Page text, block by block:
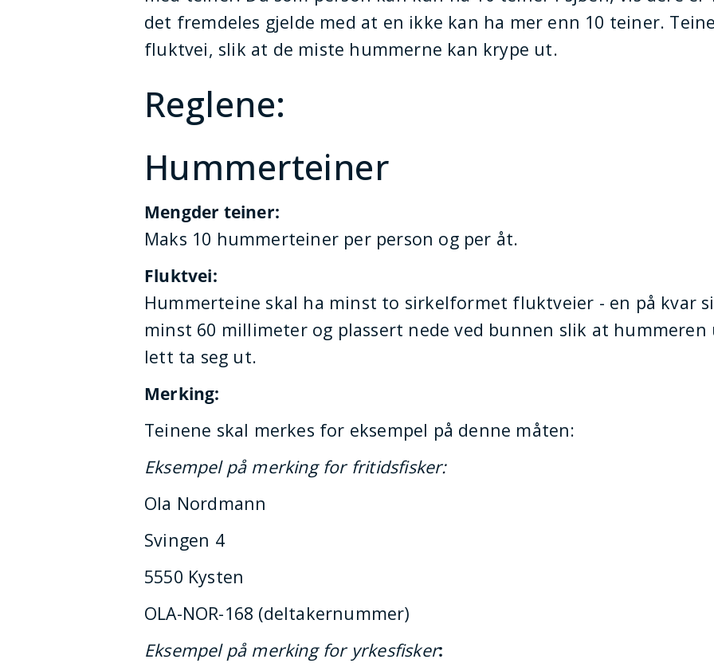
det fremdeles gjelde med at en ikke kan ha mer enn 10 teiner.
fluktvei, slik at de miste hummerne kan krype ut.
Reglene:
Hummerteiner
Mengder teiner:
Maks 10 hummerteiner per person og per åt.
Fluktvei:
Hummerteine skal ha minst to sirkelformet fluktveier - en på kvar
minst 60 millimeter og plassert nede ved bunnen slik at
lett ta seg ut.
Merking:
Teinene skal merkes for eksempel på denne måten:
Eksempel på merking for fritidsfisker:
Ola Nordmann
Svingen 4
5550 Kysten
OLA-NOR-168 (deltakernummer)
Eksempel på merking for yrkesfisker: